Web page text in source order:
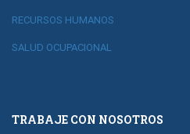
RECURSOS HUMANOS
SALUD OCUPACIONAL
TRABAJE CON NOSOTROS